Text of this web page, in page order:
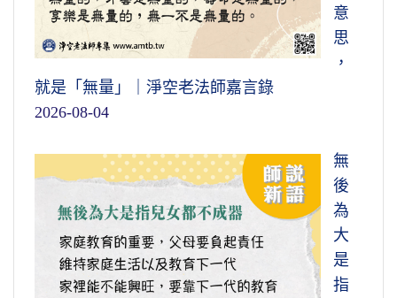
意
思
，
就是「無量」｜淨空老法師嘉言錄
2026-08-04
無
後
為
大
是
指